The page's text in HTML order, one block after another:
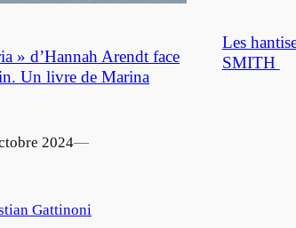
» d’Hannah Arendt face
Un livre de Marina
2024—
Gattinoni
Les
SMITH